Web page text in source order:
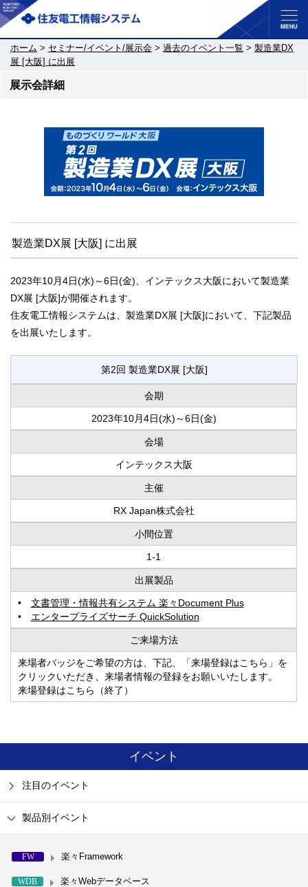
ホーム > セミナー/イベント/展示会 > 過去のイベント一覧 > 製造業DX
展 [大阪] に出展
展示会詳細
製造業DX展 [大阪] に出展
2023年10月4日(水)～6日(金)、インテックス大阪において製造業
DX展 [大阪]が開催されます。
住友電工情報システムは、製造業DX展 [大阪]において、下記製品
を出展いたします。
第2回 製造業DX展 [大阪]
会期
2023年10月4日(水)～6日(金)
会場
インテックス大阪
主催
RX Japan株式会社
小間位置
1-1
出展製品
文書管理・情報共有システム 楽々Document Plus
エンタープライズサーチ QuickSolution
ご来場方法
来場者バッジをご希望の方は、下記、「来場登録はこちら」を
クリックいただき、来場者情報の登録をお願いいたします。
来場登録はこちら（終了）
イベント
注目のイベント
製品別イベント
FW 楽々Framework
WDB 楽々Webデータベース